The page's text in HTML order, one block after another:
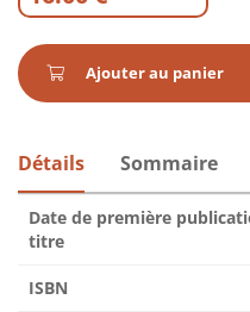
Ajouter au panier
Détails Sommaire
Date de première
titre
ISBN